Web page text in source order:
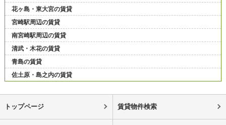
花ヶ島・東大宮の賃貸
宮崎駅周辺の賃貸
南宮崎駅周辺の賃貸
清武・木花の賃貸
青島の賃貸
佐土原・島之内の賃貸
トップページ 賃貸物件検索